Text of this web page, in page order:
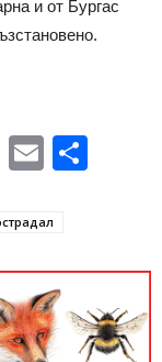
и от Бургас
WhatsApp
Email